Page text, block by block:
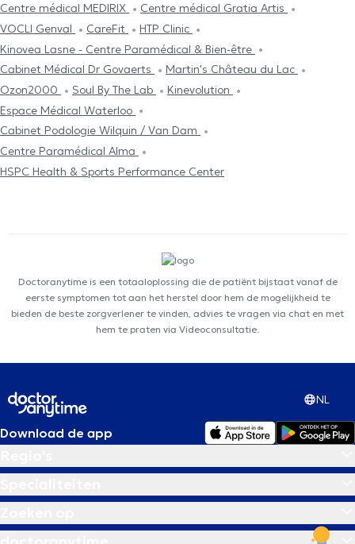
Centre médical MEDIRIX
Centre médical Gratia Artis
VOCLI Genval
CareFit
HTP Clinic
Kinovea Lasne - Centre Paramédical & Bien-être
Cabinet Médical Dr Govaerts
Martin's Château du Lac
Ozon2000
Soul By The Lab
Kinevolution
Espace Médical Waterloo
Cabinet Podologie Wilquin / Van Dam
Centre Paramédical Alma
HSPC Health & Sports Performance Center
Doctoranytime is een totaaloplossing die de patiënt bijstaat vanaf de
eerste symptomen tot aan het herstel door hem de mogelijkheid te
bieden de beste zorgverlener te vinden, advies te vragen via chat en met
hem te praten via Videoconsultatie.
NL
Download de app